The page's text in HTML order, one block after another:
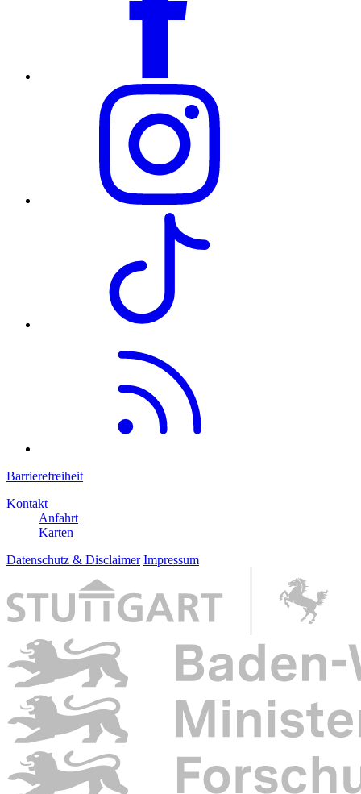
Barrierefreiheit
Kontakt
Anfahrt
Karten
Datenschutz & Disclaimer Impressum